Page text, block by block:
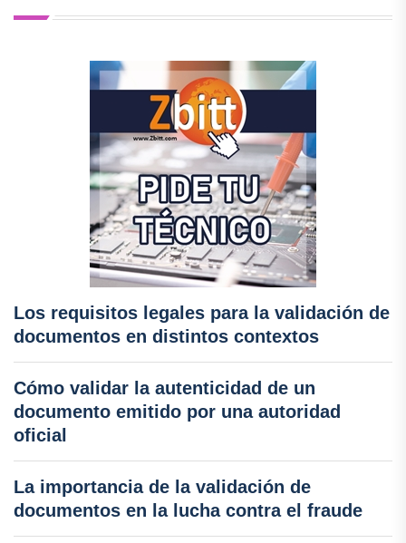
Los requisitos legales para la validación de
documentos en distintos contextos
Cómo validar la autenticidad de un
documento emitido por una autoridad
oficial
La importancia de la validación de
documentos en la lucha contra el fraude